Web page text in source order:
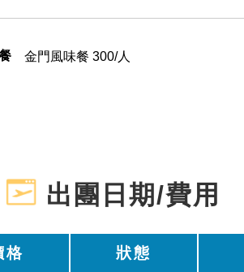
金門風味餐 300/人
出團日期/費用
格 狀態